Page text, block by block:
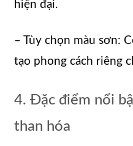
hiện đại.
– Tùy chọn màu sơn:
tạo phong cách riêng
4. Đặc điểm nổi
than hóa